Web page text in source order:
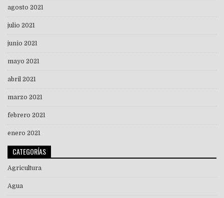
agosto 2021
julio 2021
junio 2021
mayo 2021
abril 2021
marzo 2021
febrero 2021
enero 2021
CATEGORÍAS
Agricultura
Agua